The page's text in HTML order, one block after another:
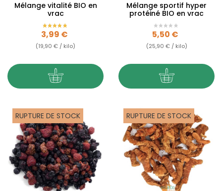
Mélange vitalité BIO en
vrac
Prix
3,99 €
(19,90 € / kilo)
Mélange sportif hyper
protéiné BIO en vrac
Prix
5,50 €
(25,90 € / kilo)
RUPTURE DE STOCK RUPTURE DE STOCK